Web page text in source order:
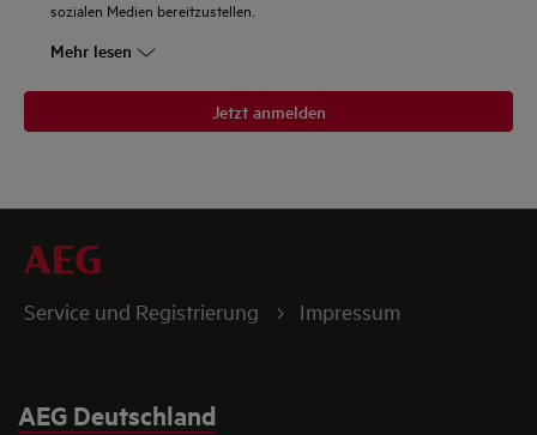
sozialen Medien bereitzustellen.
Mehr lesen
Jetzt anmelden
Service und Registrierung Impressum
AEG Deutschland